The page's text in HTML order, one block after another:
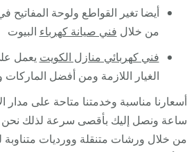
أيضا تغير القواطع ولوحة المفاتيح
من خلال فني صيانة كهرباء البيوت
فني كهربائي منازل الكويت يعمل
الغيار اللازمة ومن أفضل
ساعة ونصل إليك بأقصى سرعة لذلك نحن
من خلال ورشات متنقلة وورديات متناوبة